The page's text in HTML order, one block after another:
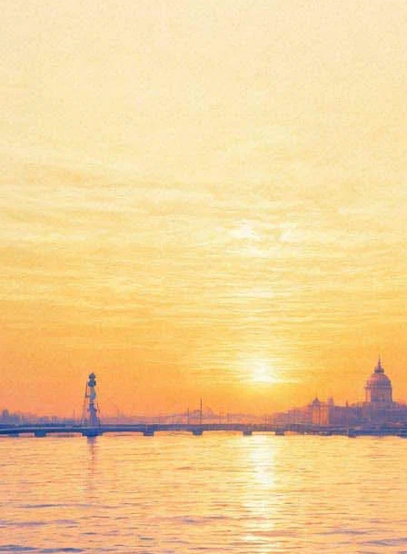
Концерт группы «Аквариум»
05 июня 2013, среда,19.00